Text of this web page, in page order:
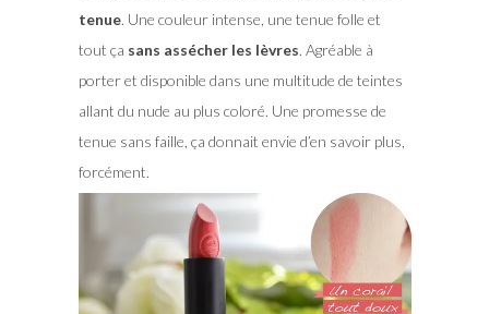
tenue. Une couleur intense, une tenue folle et
tout ça sans assécher les lèvres. Agréable à
porter et disponible dans une multitude de teintes
allant du nude au plus coloré. Une promesse de
tenue sans faille, ça donnait envie d’en savoir plus,
forcément.